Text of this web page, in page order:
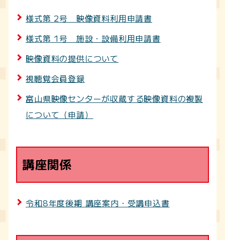
様式第 2号 映像資料利用申請書
様式第 1号 施設・設備利用申請書
映像資料の提供について
視聴覚会員登録
富山県映像センターが収蔵する映像資料の複製
について（申請）
講座関係
令和8年度後期 講座案内・受講申込書